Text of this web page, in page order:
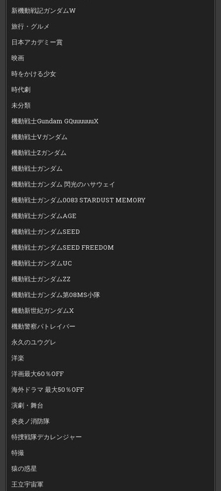
新機動戦記ガンダムW
旅行・グルメ
日本アカデミー賞
映画
時をかける少女
時代劇
未分類
機動戦士Gundam GQuuuuuuX
機動戦士Vガンダム
機動戦士Zガンダム
機動戦士ガンダム
機動戦士ガンダム 閃光のハサウェイ
機動戦士ガンダム0083 STARDUST MEMORY
機動戦士ガンダムAGE
機動戦士ガンダムSEED
機動戦士ガンダムSEED FREEDOM
機動戦士ガンダムUC
機動戦士ガンダムZZ
機動戦士ガンダム第08MS小隊
機動新世紀ガンダムX
機動警察パトレイバー
永久のユウグレ
洋楽
洋画最大60％OFF
海外ドラマ 最大50％OFF
演劇・舞台
炎炎ノ消防隊
特捜戦隊デカレンジャー
特撮
猿の惑星
王立宇宙軍